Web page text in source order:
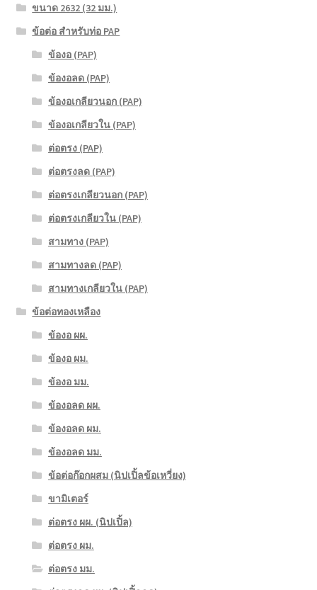
ขนาด 2632 (32 มม.)
ข้อต่อ สำหรับท่อ PAP
ข้องอ (PAP)
ข้องอลด (PAP)
ข้องอเกลียวนอก (PAP)
ข้องอเกลียวใน (PAP)
ต่อตรง (PAP)
ต่อตรงลด (PAP)
ต่อตรงเกลียวนอก (PAP)
ต่อตรงเกลียวใน (PAP)
สามทาง (PAP)
สามทางลด (PAP)
สามทางเกลียวใน (PAP)
ข้อต่อทองเหลือง
ข้องอ ผผ.
ข้องอ ผม.
ข้องอ มม.
ข้องอลด ผผ.
ข้องอลด ผม.
ข้องอลด มม.
ข้อต่อก๊อกผสม (นิปเปิ้ลข้อเหวี่ยง)
ขามิเตอร์
ต่อตรง ผผ. (นิปเปิ้ล)
ต่อตรง ผม.
ต่อตรง มม.